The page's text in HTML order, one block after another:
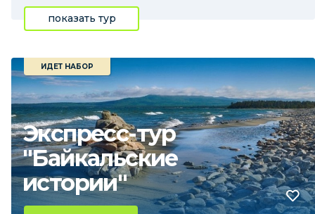
показать тур
Экспресс-тур
"Байкальские
истории"
ИДЕТ НАБОР